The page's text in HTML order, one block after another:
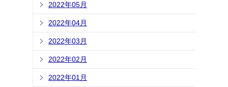
2022年05月
2022年04月
2022年03月
2022年02月
2022年01月